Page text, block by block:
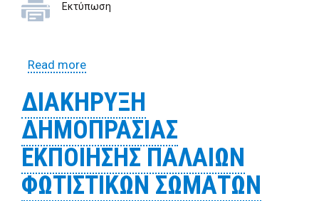
Εκτύπωση
Read moreabout ΠΡΟΣΚΛΗΣΗ ΕΚΔΗΛΩΣΗΣ
αναλωσίμων υλικών για εκτυπωτές και
φωτοαντιγραφικά μηχανήματα» για το
έτος 2021
ΔΙΑΚΗΡΥΞΗ
ΔΗΜΟΠΡΑΣΙΑΣ
ΕΚΠΟΙΗΣΗΣ ΠΑΛΑΙΩΝ
ΦΩΤΙΣΤΙΚΩΝ ΣΩΜΑΤΩΝ